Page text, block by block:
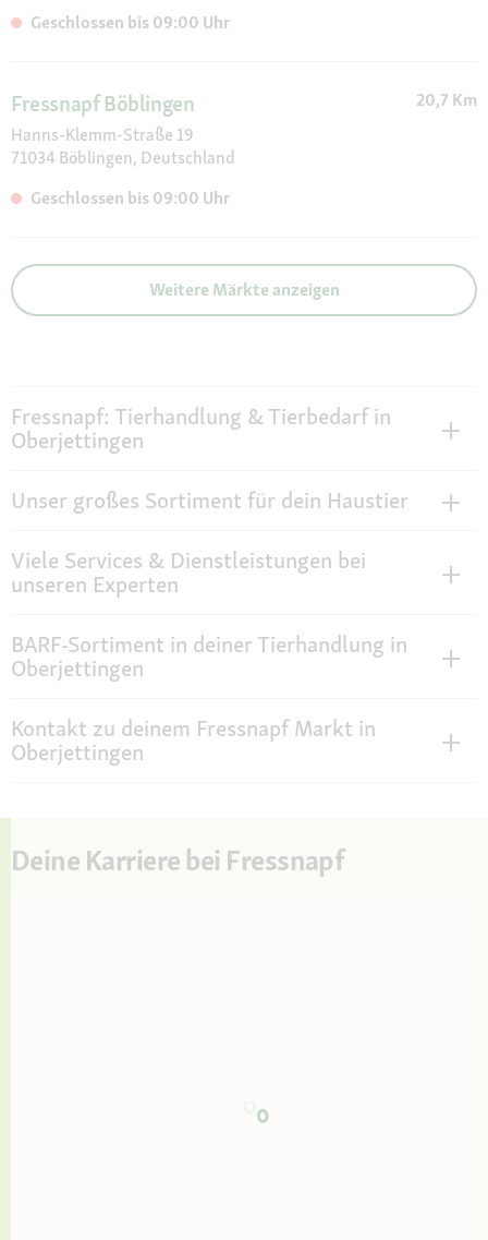
Geschlossen bis 09:00 Uhr
Fressnapf Böblingen
20,7 Km
Hanns-Klemm-Straße 19
71034 Böblingen, Deutschland
Geschlossen bis 09:00 Uhr
Weitere Märkte anzeigen
Fressnapf: Tierhandlung & Tierbedarf in
Oberjettingen
Unser großes Sortiment für dein Haustier
Viele Services & Dienstleistungen bei
unseren Experten
BARF-Sortiment in deiner Tierhandlung in
Oberjettingen
Kontakt zu deinem Fressnapf Markt in
Oberjettingen
Deine Karriere bei Fressnapf